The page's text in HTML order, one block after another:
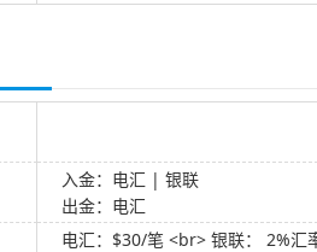
入金：电汇 | 银联
出金：电汇
电汇：$30/笔 <br> 银联： 2%汇